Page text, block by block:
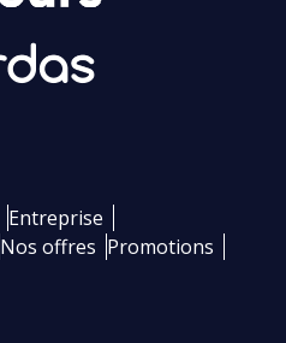
Entreprise
Nos offres Promotions